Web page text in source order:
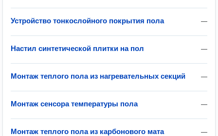
—
Устройство тонкослойного покрытия пола
—
Настил синтетической плитки на пол
—
Монтаж теплого пола из нагревательных секций
—
Монтаж сенсора температуры пола
—
Монтаж теплого пола из карбонового мата